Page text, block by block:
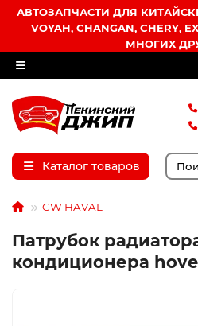
АВТОЗАПЧАСТИ ДЛЯ
VOYAH, CHANGAN, CHERY,
МНОГИХ
Каталог товаров
GW HAVAL
Патрубок
кондиционера